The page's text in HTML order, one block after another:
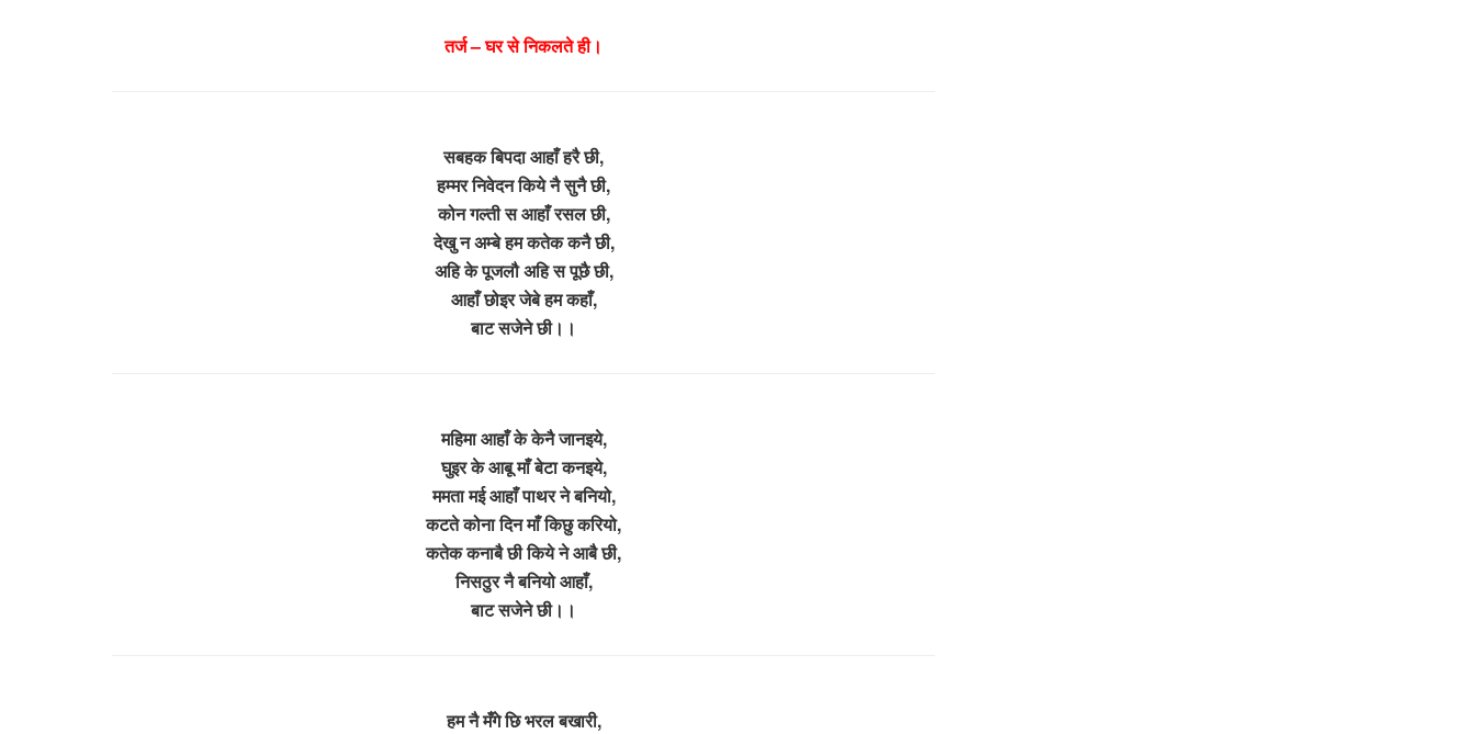
तर्ज – घर से निकलते ही।
सबहक बिपदा आहाँ हरै छी,
हम्मर निवेदन किये नै सुनै छी,
कोन गल्ती स आहाँ रसल छी,
देखु न अम्बे हम कतेक कनै छी,
अहि के पूजलौ अहि स पूछै छी,
आहाँ छोइर जेबे हम कहाँ,
बाट सजेने छी।।
महिमा आहाँ के केनै जानइये,
घुइर के आबू माँ बेटा कनइये,
ममता मई आहाँ पाथर ने बनियो,
कटते कोना दिन माँ किछु करियो,
कतेक कनाबै छी किये ने आबै छी,
निसठुर नै बनियो आहाँ,
बाट सजेने छी।।
हम नै मँगे छि भरल बखारी,